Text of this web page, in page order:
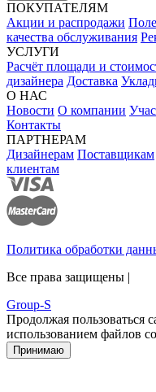
ПОКУПАТЕЛЯМ
Акции и распродажи
качества обслуживания
УСЛУГИ
Расчёт площади и
дизайнера Доставка
О НАС
Новости О компании
Контакты
ПАРТНЕРАМ
Дизайнерам Поставщикам
клиентам
Политика обработки
Все права защищены |
Group-S
Продолжая пользоваться
использованием файлов
Принимаю